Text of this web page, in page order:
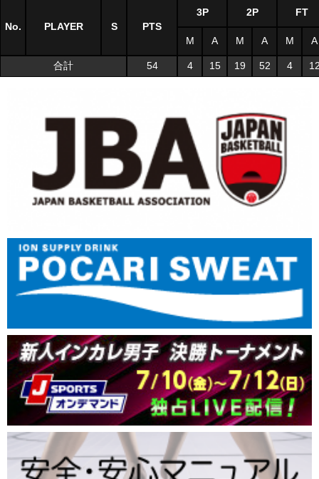
No. PLAYER S PTS
3P 2P FT
M A M A M A
合計 54 4 15 19 52 4